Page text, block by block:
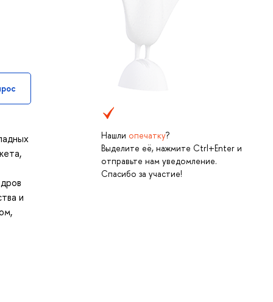
Нашли опечатку?
Выделите её, нажмите Ctrl+Enter и
отправьте нам уведомление.
Спасибо за участие!
и